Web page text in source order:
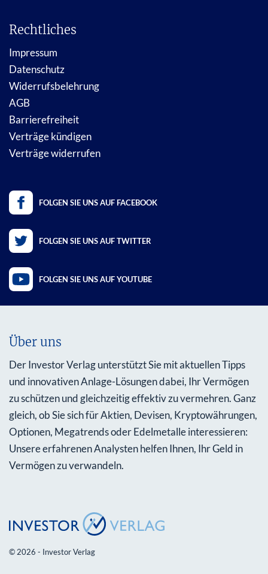
Rechtliches
Impressum
Datenschutz
Widerrufsbelehrung
AGB
Barrierefreiheit
Verträge kündigen
Verträge widerrufen
FOLGEN SIE UNS AUF FACEBOOK
FOLGEN SIE UNS AUF TWITTER
FOLGEN SIE UNS AUF YOUTUBE
Über uns
Der Investor Verlag unterstützt Sie mit aktuellen Tipps
und innovativen Anlage-Lösungen dabei, Ihr Vermögen
zu schützen und gleichzeitig effektiv zu vermehren. Ganz
gleich, ob Sie sich für Aktien, Devisen, Kryptowährungen,
Optionen, Megatrends oder Edelmetalle interessieren:
Unsere erfahrenen Analysten helfen Ihnen, Ihr Geld in
Vermögen zu verwandeln.
© 2026 - Investor Verlag